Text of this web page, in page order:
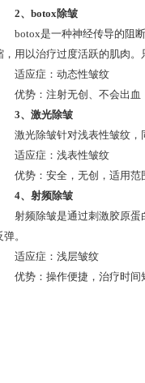
2、botox除皱
botox是一种神经传导的阻断
，用以治疗过度活跃的肌肉
适应症：动态性皱纹
优势：注射无创、不会出血
3、激光除皱
激光除皱针对浅表性皱纹，
适应症：浅表性皱纹
优势：安全，无创，适用范
4、射频除皱
射频除皱是通过刺激胶原蛋
弹。
适应症：浅层皱纹
优势：操作便捷，治疗时间